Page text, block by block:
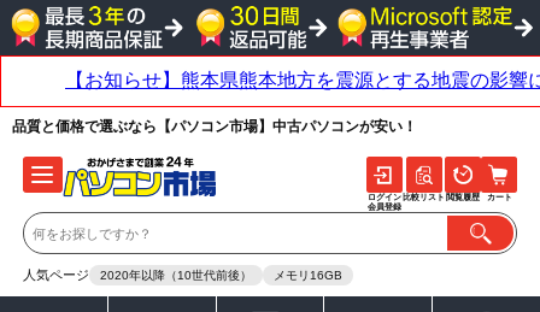
品質と価格で選ぶなら【パソコン市場】中古パソコンが安い！
人気ページ 2020年以降（10世代前後） メモリ16GB
ログイン
会員登録
比較リスト 閲覧履歴 カート